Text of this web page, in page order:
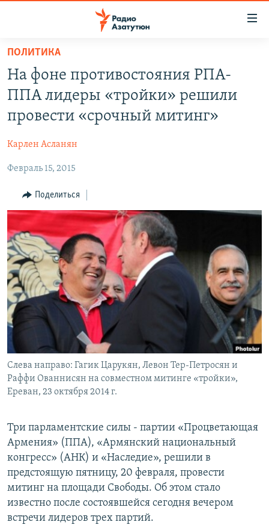
Перейти
основному
содержанию
основной
навигации
Перейти
поиску
ГЛАВНАЯ
НОВОСТИ
ЭКОНОМИКА
РЕГИОН
НАГОРНЫЙ КАРАБАХ
КУЛЬТУРА
СПОРТ
АРХИВ
Հայերեն
English
Все сайты Радио Азатутюн
ПОЛИТИКА
На фоне противостояния РПА-
ППА лидеры «тройки» решили
провести «срочный митинг»
Карлен Асланян
Февраль 15, 2015
Поделиться
Слева направо: Гагик Царукян, Левон Тер-Петросян и
Раффи Ованнисян на совместном митинге «тройки»,
Ереван, 23 октября 2014 г.
Три парламентские силы - партии «Процветающая
Армения» (ППА), «Армянский национальный
конгресс» (АНК) и «Наследие», решили в
предстоящую пятницу, 20 февраля, провести
митинг на площади Свободы. Об этом стало
известно после состоявшейся сегодня вечером
встречи лидеров трех партий.